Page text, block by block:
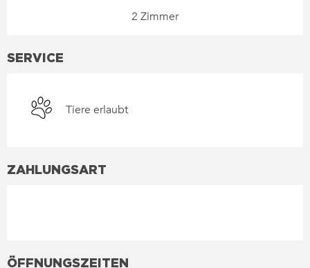
2 Zimmer
SERVICE
Tiere erlaubt
ZAHLUNGSART
ÖFFNUNGSZEITEN